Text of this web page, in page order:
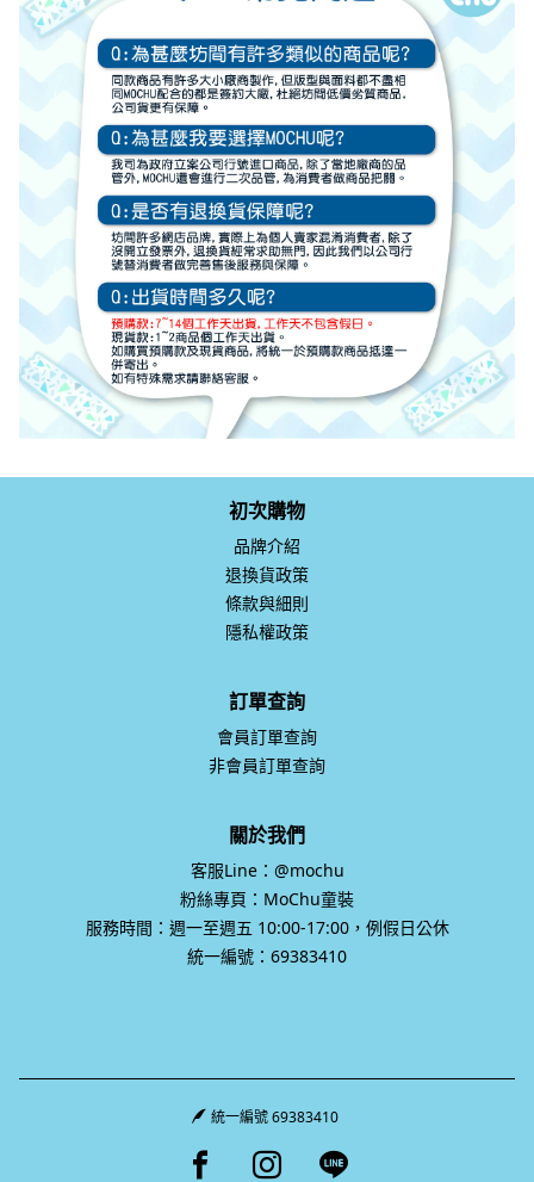
初次購物
品牌介紹
退換貨政策
條款與細則
隱私權政策
訂單查詢
會員訂單查詢
非會員訂單查詢
關於我們
客服Line：@mochu
粉絲專頁：MoChu童裝
服務時間：週一至週五 10:00-17:00，例假日公休
統一編號：69383410
統一編號 69383410
Facebook page
Instagram page
Line page